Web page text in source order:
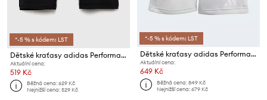
*-5 % s kódem: LST
Dětské kraťasy adidas Performance TF SHRT
Aktuální cena:
519 Kč
Běžná cena:629 Kč
Nejnižší cena:529 Kč
*-5 % s kódem: LST
Dětské kraťasy adidas Performance
Aktuální cena:
649 Kč
Běžná cena:849 Kč
Nejnižší cena:679 Kč